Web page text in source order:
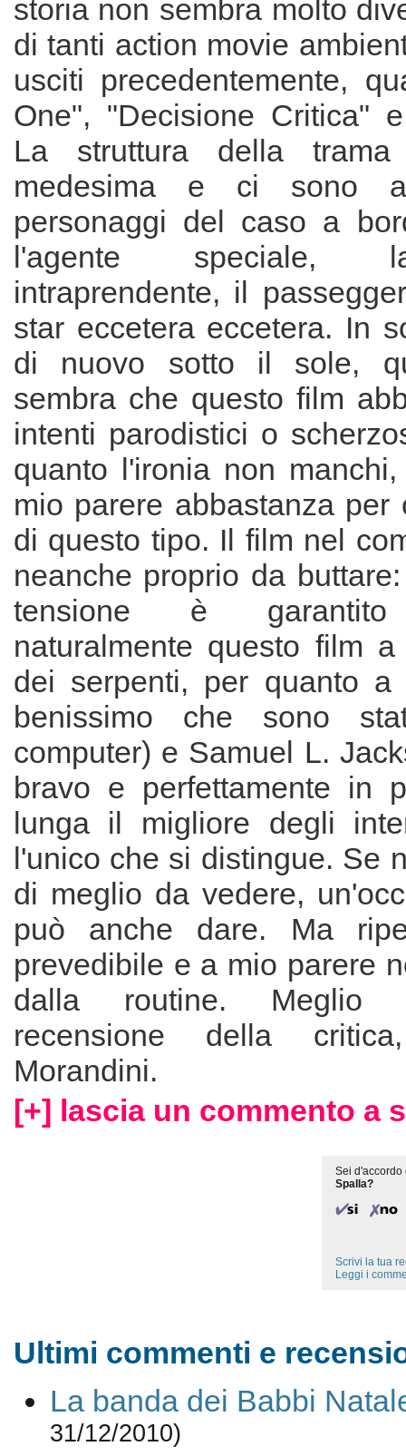
storia non sembra molto
di tanti action movie
usciti precedentemente,
One", "Decisione Critica"
La struttura della
medesima e ci sono
personaggi del caso a
l'agente speciale,
intraprendente, il
star eccetera eccetera. In
di nuovo sotto il sole,
sembra che questo film
intenti parodistici o
quanto l'ironia non
mio parere abbastanza per
di questo tipo. Il film nel
neanche proprio da
tensione è garantito
naturalmente questo film
dei serpenti, per quanto
benissimo che sono
computer) e Samuel L.
bravo e perfettamente in
lunga il migliore degli
l'unico che si distingue. Se
di meglio da vedere,
può anche dare. Ma
prevedibile e a mio parere
dalla routine. Meglio
recensione della
Morandini.
[+] lascia un commento a
Sei d'accordo
Spalla?
Scrivi la tua
Leggi i
Ultimi commenti e
La banda dei Babbi
31/12/2010)